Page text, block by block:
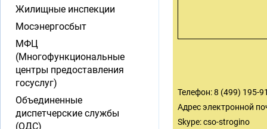
Телефон: 8 (499) 195-
Адрес электронной
Skype: cso-strogino
Жилищные инспекции
Мосэнергосбыт
МФЦ
(Многофункциональные
центры предоставления
госуслуг)
Объединенные
диспетчерские службы
(ОДС)